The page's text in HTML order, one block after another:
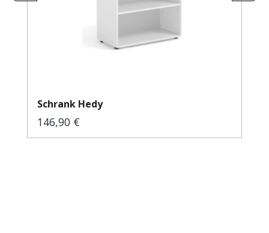
Schrank Hedy
Regulärer Preis:
146,90 €